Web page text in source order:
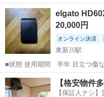
付属品 本体のみ ■その他 手渡し、配送どちらも可能です。 お気軽に
問合せしてください。
山口 宇部市
elgato
20,000円
オンライン決済
東新川駅
■状態 使用期間 半年 目立つ傷なし ■使用環境 ペットなし・喫
■付属品 本体+HDMIケーブル(元々の付
し、配送どちらも可能です。 お
山口 宇部市 東新川駅
【格安物件
【保証人ナシ